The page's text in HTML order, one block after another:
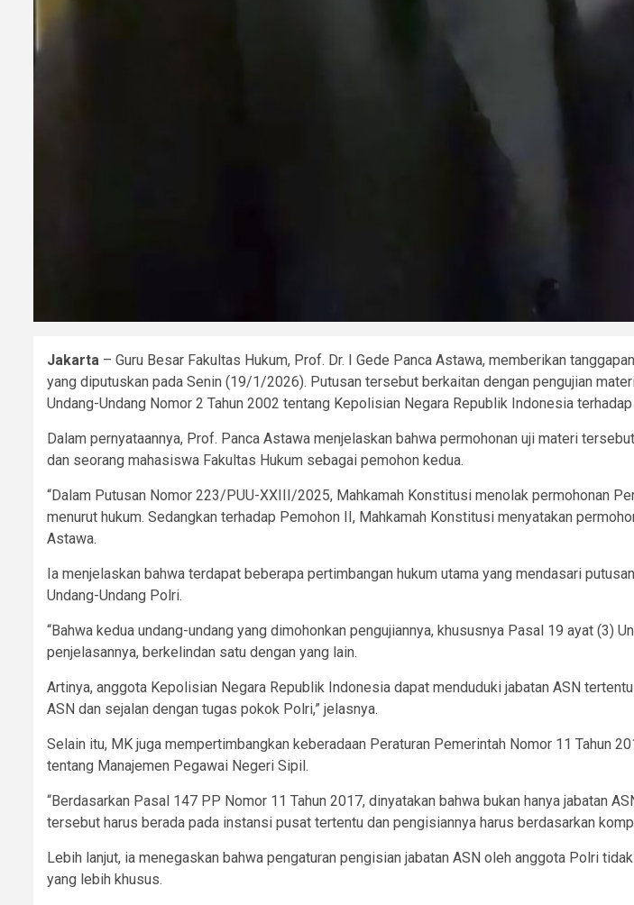
Jakarta – Guru Besar Fakultas Hukum, Prof. Dr. I Gede Panca Astawa, memberikan
yang diputuskan pada Senin (19/1/2026). Putusan tersebut berkaitan dengan pengujian
Undang-Undang Nomor 2 Tahun 2002 tentang Kepolisian Negara Republik Indonesia
Dalam pernyataannya, Prof. Panca Astawa menjelaskan bahwa permohonan uji materi
dan seorang mahasiswa Fakultas Hukum sebagai pemohon kedua.
“Dalam Putusan Nomor 223/PUU-XXIII/2025, Mahkamah Konstitusi menolak permohonan
menurut hukum. Sedangkan terhadap Pemohon II, Mahkamah Konstitusi menyatakan
Astawa.
Ia menjelaskan bahwa terdapat beberapa pertimbangan hukum utama yang mendasari
Undang-Undang Polri.
“Bahwa kedua undang-undang yang dimohonkan pengujiannya, khususnya Pasal 19 ayat (3)
penjelasannya, berkelindan satu dengan yang lain.
Artinya, anggota Kepolisian Negara Republik Indonesia dapat menduduki jabatan ASN
ASN dan sejalan dengan tugas pokok Polri,” jelasnya.
Selain itu, MK juga mempertimbangkan keberadaan Peraturan Pemerintah Nomor 11 Tahun
tentang Manajemen Pegawai Negeri Sipil.
“Berdasarkan Pasal 147 PP Nomor 11 Tahun 2017, dinyatakan bahwa bukan hanya jabatan
tersebut harus berada pada instansi pusat tertentu dan pengisiannya harus berdasarkan
Lebih lanjut, ia menegaskan bahwa pengaturan pengisian jabatan ASN oleh anggota Polri
yang lebih khusus.